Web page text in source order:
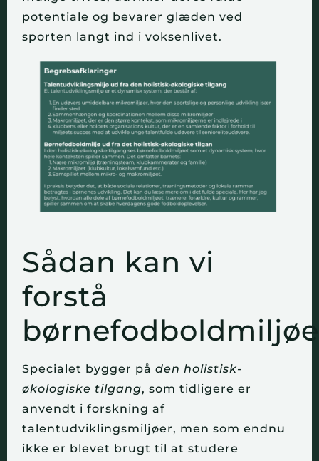
potentiale og bevarer glæden ved
sporten langt ind i voksenlivet.
Sådan kan vi
forstå
Specialet bygger påden holistisk-
økologiske tilgang, som tidligere er
anvendt i forskning af
talentudviklingsmiljøer, men som endnu
ikke er blevet brugt til at studere